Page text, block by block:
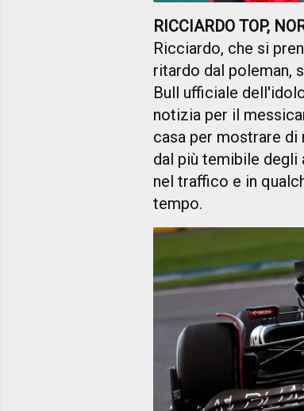
RICCIARDO TOP,
Ricciardo, che si
ritardo dal poleman,
Bull ufficiale
notizia per il
casa per mostrare
dal più temibile degli
nel traffico e in
tempo.